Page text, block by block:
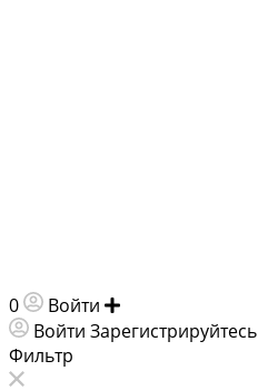
0 Войти
Войти Зарегистрируйтесь
Фильтр